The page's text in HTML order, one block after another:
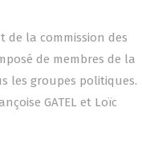
de la commission des
de membres de la
les groupes politiques.
GATEL et Loïc